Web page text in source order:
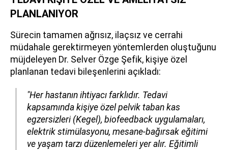
PLANLANIYOR
Sürecin tamamen ağrısız, ilaçsız ve cerrahi
müdahale gerektirmeyen yöntemlerden oluştuğunu
müjdeleyen Dr. Selver Özge Şefik, kişiye özel
planlanan tedavi bileşenlerini açıkladı:
"Her hastanın ihtiyacı farklıdır. Tedavi
kapsamında kişiye özel pelvik taban kas
egzersizleri (Kegel), biofeedback uygulamaları,
elektrik stimülasyonu, mesane-bağırsak eğitimi
ve yaşam tarzı düzenlemeleri yer alır. Eğitimli